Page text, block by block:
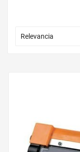
Relevancia